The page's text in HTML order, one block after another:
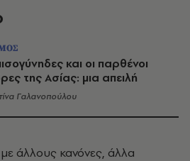
και οι παρθένοι
της Ασίας: μια απειλή
Γαλανοπούλου
άλλους κανόνες, άλλα